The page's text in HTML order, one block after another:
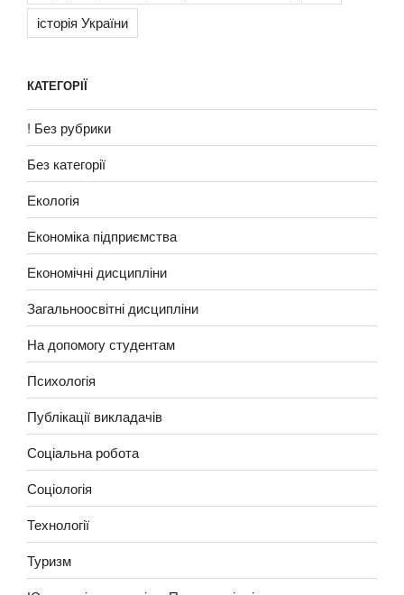
історія України
КАТЕГОРІЇ
! Без рубрики
Без категорії
Екологія
Економіка підприємства
Економічні дисципліни
Загальноосвітні дисципліни
На допомогу студентам
Психологія
Публікації викладачів
Соціальна робота
Соціологія
Технології
Туризм